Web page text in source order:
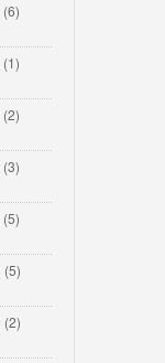
(5)
(2)